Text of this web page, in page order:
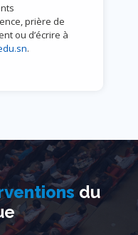
prière de
ou d’écrire à
.
du